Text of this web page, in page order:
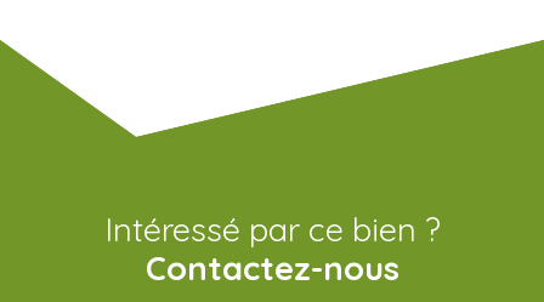
Intéressé par ce bien ?
Contactez-nous